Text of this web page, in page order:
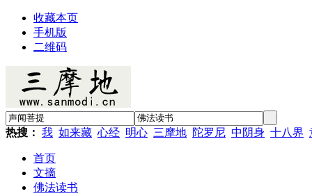
收藏本页
手机版
二维码
热搜： 我 如来藏 心经 明心 三摩地 陀罗尼 中阴身 十八界
首页
文摘
佛法读书